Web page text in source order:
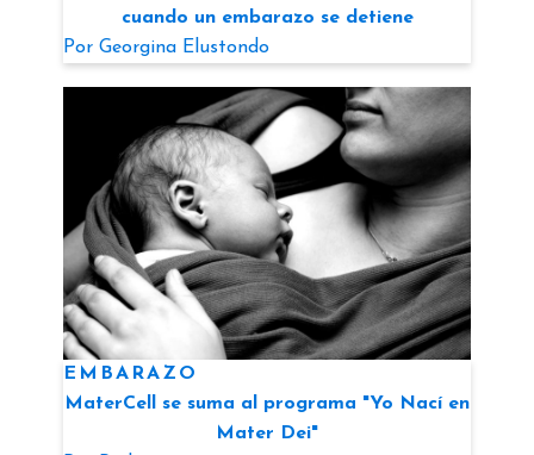
cuando un embarazo se detiene
Por Georgina Elustondo
EMBARAZO
MaterCell se suma al programa "Yo Nací en
Mater Dei"